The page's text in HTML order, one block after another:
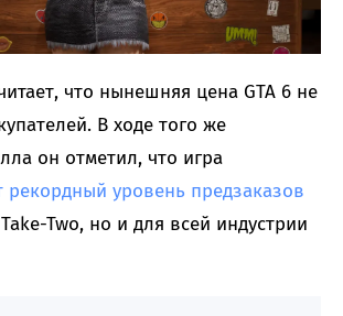
что нынешняя цена GTA 6 не
В ходе того же
он отметил, что игра
рекордный уровень предзаказов
Two, но и для всей индустрии